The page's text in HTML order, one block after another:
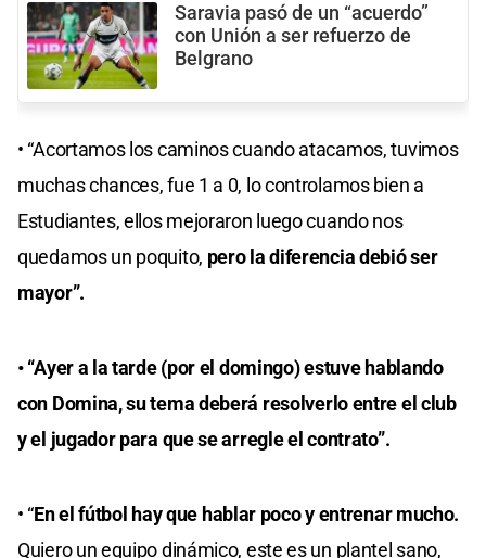
Saravia pasó de un “acuerdo”
con Unión a ser refuerzo de
Belgrano
• “Acortamos los caminos cuando atacamos, tuvimos
muchas chances, fue 1 a 0, lo controlamos bien a
Estudiantes, ellos mejoraron luego cuando nos
quedamos un poquito, pero la diferencia debió ser
mayor”.
• “Ayer a la tarde (por el domingo) estuve hablando
con Domina, su tema deberá resolverlo entre el club
y el jugador para que se arregle el contrato”.
• “En el fútbol hay que hablar poco y entrenar mucho.
Quiero un equipo dinámico, este es un plantel sano,